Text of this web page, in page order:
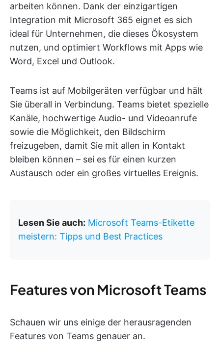
arbeiten können. Dank der einzigartigen
Integration mit Microsoft 365 eignet es sich
ideal für Unternehmen, die dieses Ökosystem
nutzen, und optimiert Workflows mit Apps wie
Word, Excel und Outlook.
Teams ist auf Mobilgeräten verfügbar und hält
Sie überall in Verbindung. Teams bietet spezielle
Kanäle, hochwertige Audio- und Videoanrufe
sowie die Möglichkeit, den Bildschirm
freizugeben, damit Sie mit allen in Kontakt
bleiben können – sei es für einen kurzen
Austausch oder ein großes virtuelles Ereignis.
Lesen Sie auch: Microsoft Teams-Etikette
meistern: Tipps und Best Practices
Features von Microsoft Teams
Schauen wir uns einige der herausragenden
Features von Teams genauer an.